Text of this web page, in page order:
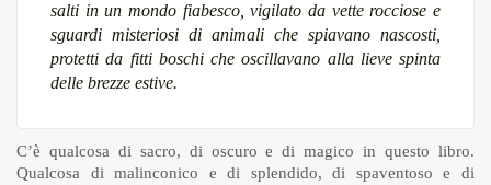
salti in un mondo fiabesco, vigilato da vette rocciose e
sguardi misteriosi di animali che spiavano nascosti,
protetti da fitti boschi che oscillavano alla lieve spinta
delle brezze estive.
C’è qualcosa di sacro, di oscuro e di magico in questo libro.
Qualcosa di malinconico e di splendido, di spaventoso e di